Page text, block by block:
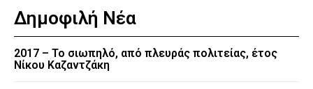
Δημοφιλή Νέα
2017 – Το σιωπηλό, από πλευράς πολιτείας, έτος
Νίκου Καζαντζάκη